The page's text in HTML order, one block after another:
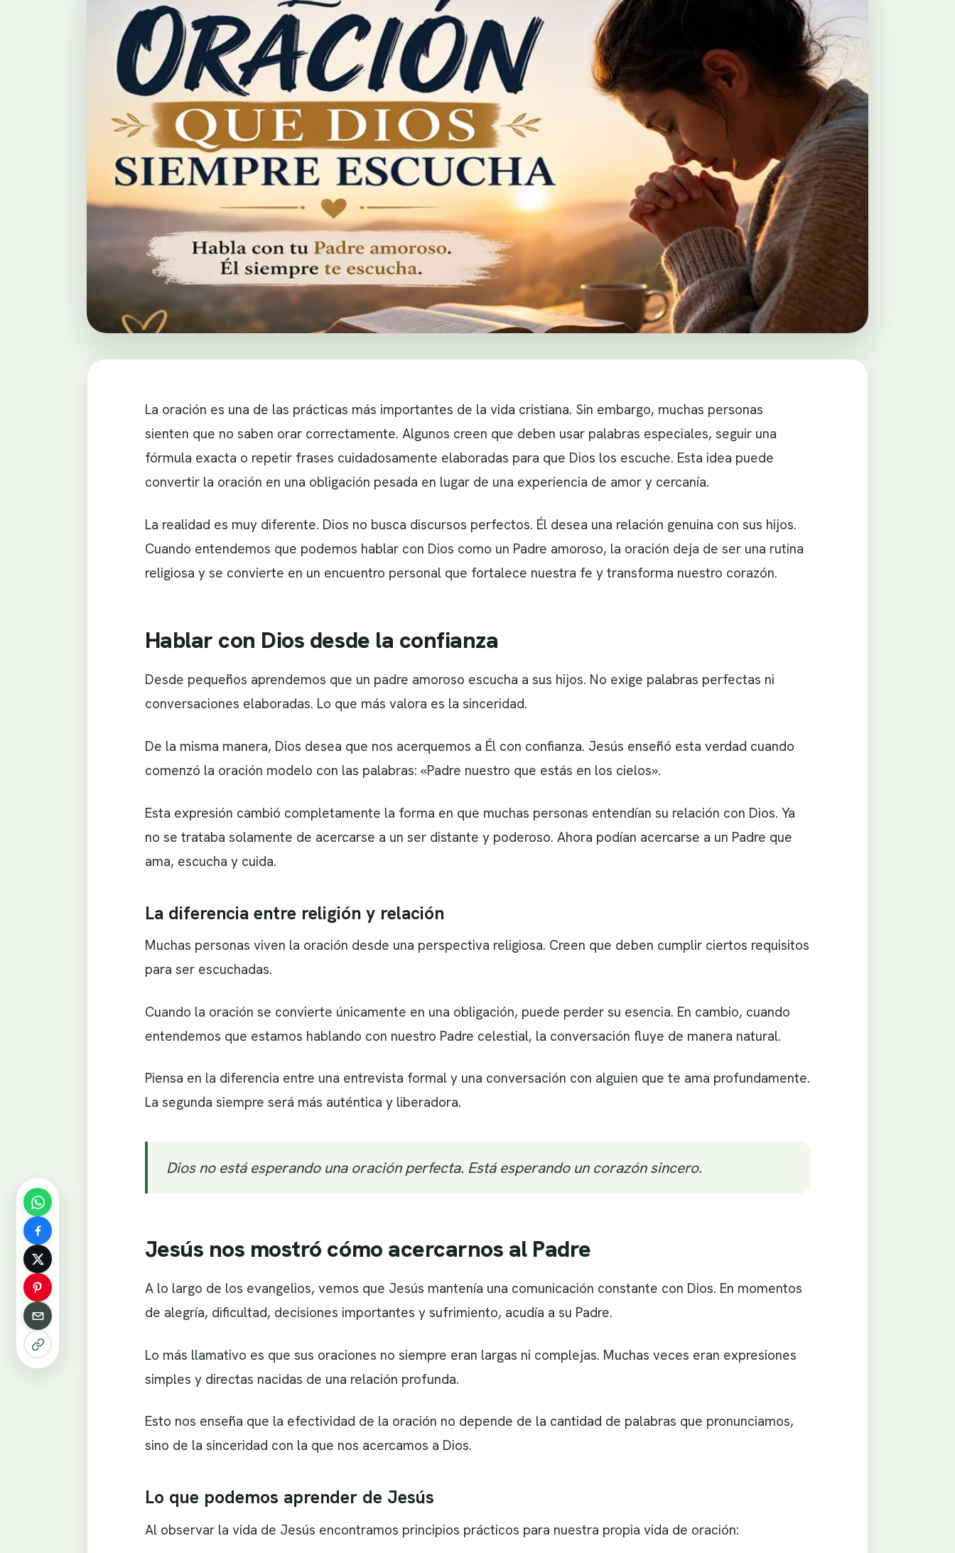
La oración es una de las prácticas más importantes de la vida cristiana. Sin embargo, muchas personas
sienten que no saben orar correctamente. Algunos creen que deben usar palabras especiales, seguir una
fórmula exacta o repetir frases cuidadosamente elaboradas para que Dios los escuche. Esta idea puede
convertir la oración en una obligación pesada en lugar de una experiencia de amor y cercanía.
La realidad es muy diferente. Dios no busca discursos perfectos. Él desea una relación genuina con sus hijos.
Cuando entendemos que podemos hablar con Dios como un Padre amoroso, la oración deja de ser una rutina
religiosa y se convierte en un encuentro personal que fortalece nuestra fe y transforma nuestro corazón.
Hablar con Dios desde la confianza
Desde pequeños aprendemos que un padre amoroso escucha a sus hijos. No exige palabras perfectas ni
conversaciones elaboradas. Lo que más valora es la sinceridad.
De la misma manera, Dios desea que nos acerquemos a Él con confianza. Jesús enseñó esta verdad cuando
comenzó la oración modelo con las palabras: «Padre nuestro que estás en los cielos».
Esta expresión cambió completamente la forma en que muchas personas entendían su relación con Dios. Ya
no se trataba solamente de acercarse a un ser distante y poderoso. Ahora podían acercarse a un Padre que
ama, escucha y cuida.
La diferencia entre religión y relación
Muchas personas viven la oración desde una perspectiva religiosa. Creen que deben cumplir ciertos requisitos
para ser escuchadas.
Cuando la oración se convierte únicamente en una obligación, puede perder su esencia. En cambio, cuando
entendemos que estamos hablando con nuestro Padre celestial, la conversación fluye de manera natural.
Piensa en la diferencia entre una entrevista formal y una conversación con alguien que te ama profundamente.
La segunda siempre será más auténtica y liberadora.
Dios no está esperando una oración perfecta. Está esperando un corazón sincero.
Jesús nos mostró cómo acercarnos al Padre
A lo largo de los evangelios, vemos que Jesús mantenía una comunicación constante con Dios. En momentos
de alegría, dificultad, decisiones importantes y sufrimiento, acudía a su Padre.
Lo más llamativo es que sus oraciones no siempre eran largas ni complejas. Muchas veces eran expresiones
simples y directas nacidas de una relación profunda.
Esto nos enseña que la efectividad de la oración no depende de la cantidad de palabras que pronunciamos,
sino de la sinceridad con la que nos acercamos a Dios.
Lo que podemos aprender de Jesús
Al observar la vida de Jesús encontramos principios prácticos para nuestra propia vida de oración: